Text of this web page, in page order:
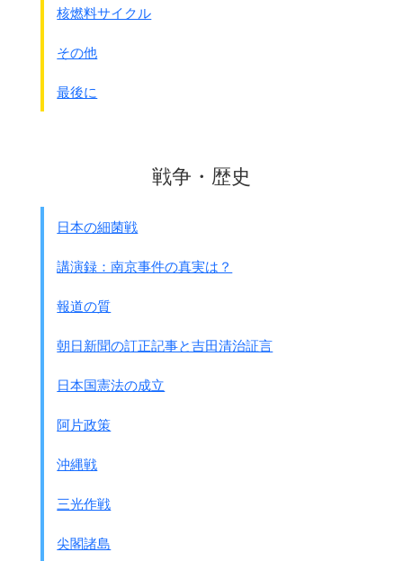
しかし国家間の現実問題として、
も、
現在の日本の立場としては最大限の謝罪だと好意的に解釈し
たのも事実でしょう。
双方の国家が前向きに努力する方針としました。
日本はその後表面上は謙虚にし、
経済や文化交流が進み日韓関係は良好でした。
しかし一部のマスコミ、ジャ－ナリスト、文化人、政治家は
最近特に政治家や政府で目立っています。
●2015年1月5日、アメリカ国務省のサキ報道官は
＊村山富市首相と河野洋平官房長官が示した謝罪は、
要な一章を刻んだ。
対話を通じた友好的な方法で歴史をめぐる懸念を解消す
核燃料サイクル
その他
最後に
戦争・歴史
日本の細菌戦
講演録：南京事件の真実は？
報道の質
朝日新聞の訂正記事と吉田清治証言
日本国憲法の成立
阿片政策
沖縄戦
三光作戦
尖閣諸島